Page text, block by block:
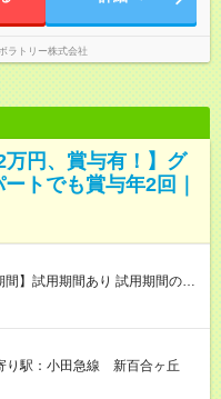
ラトリー株式会社
万円、賞与有！】グ
トでも賞与年2回｜
用時と同じです。
り駅：小田急線 新百合ヶ丘